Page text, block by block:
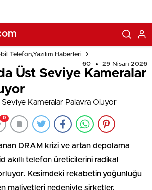
Telefon,Yazılım Haberleri
60
29 Nisan 2026
Üst Seviye Kameralar
0
DRAM krizi ve artan depolama
akıllı telefon üreticilerini radikal
Kesimdeki rekabetin yoğunluğu
maliyetleri nedeniyle şirketler,